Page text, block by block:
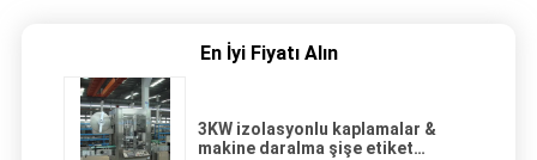
En İyi Fiyatı Alın
3KW izolasyonlu kaplamalar &
makine daralma şişe etiket